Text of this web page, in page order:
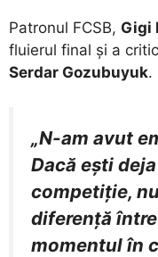
Patronul FCSB, Gigi
fluierul final și a
Serdar Gozubuyuk.
„N-am avut
Dacă ești
competiție,
diferență
momentul în